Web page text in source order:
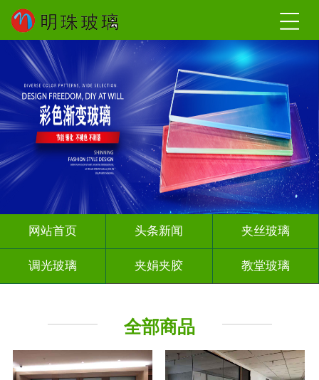
网站首页 头条新闻 夹丝玻璃
调光玻璃 夹娟夹胶 教堂玻璃
全部商品